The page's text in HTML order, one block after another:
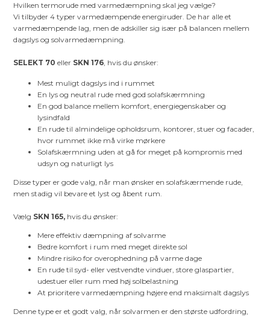
Hvilken termorude med varmedæmpning skal jeg vælge?
Vi tilbyder 4 typer varmedæmpende energiruder. De har alle et
varmedæmpende lag, men de adskiller sig især på balancen mellem
dagslys og solvarmedæmpning.
SELEKT 70 eller SKN 176, hvis du ønsker:
Mest muligt dagslys ind i rummet
En lys og neutral rude med god solafskærmning
En god balance mellem komfort, energiegenskaber og
lysindfald
En rude til almindelige opholdsrum, kontorer, stuer og facader,
hvor rummet ikke må virke mørkere
Solafskærmning uden at gå for meget på kompromis med
udsyn og naturligt lys
Disse typer er gode valg, når man ønsker en solafskærmende rude,
men stadig vil bevare et lyst og åbent rum.
Vælg SKN 165, hvis du ønsker:
Mere effektiv dæmpning af solvarme
Bedre komfort i rum med meget direkte sol
Mindre risiko for overophedning på varme dage
En rude til syd- eller vestvendte vinduer, store glaspartier,
udestuer eller rum med høj solbelastning
At prioritere varmedæmpning højere end maksimalt dagslys
Denne type er et godt valg, når solvarmen er den største udfordring,